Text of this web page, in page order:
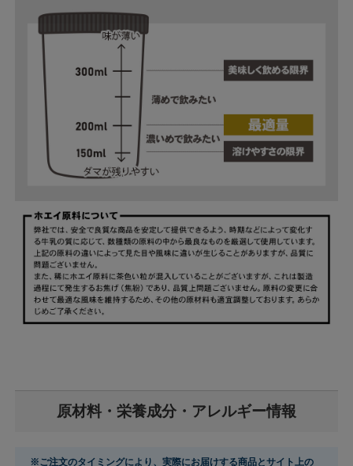
原材料・栄養成分・アレルギー情報
※ご注文のタイミングにより、実際にお届けする商品とサイト上の